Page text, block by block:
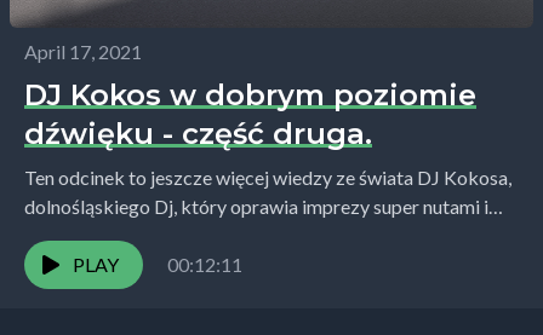
April 17, 2021
DJ Kokos w dobrym poziomie
dźwięku - część druga.
Ten odcinek to jeszcze więcej wiedzy ze świata DJ Kokosa,
dolnośląskiego Dj, który oprawia imprezy super nutami i
swoją osobowością. Tym razem wejdziemy już...
PLAY
00:12:11